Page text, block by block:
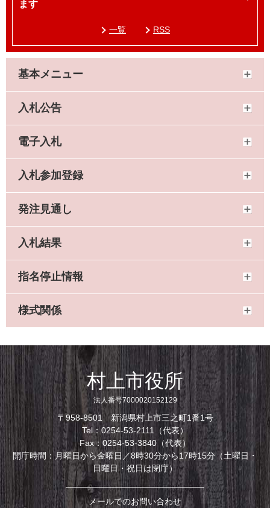
ます
一覧 RSS
基本メニュー
入札公告
電子入札
入札参加登録
発注見通し
入札結果
指名停止情報
様式関係
村上市役所
法人番号7000020152129
〒958-8501 新潟県村上市三之町1番1号
Tel：0254-53-2111（代表）
Fax：0254-53-3840（代表）
開庁時間：月曜日から金曜日／8時30分から17時15分（土曜日・
日曜日・祝日は閉庁）
メールでのお問い合わせ